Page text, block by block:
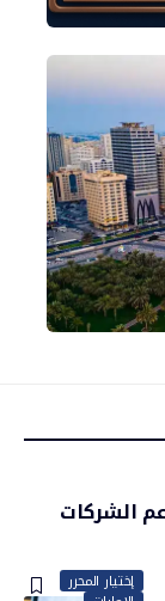
الشركات
إختيار المحرر